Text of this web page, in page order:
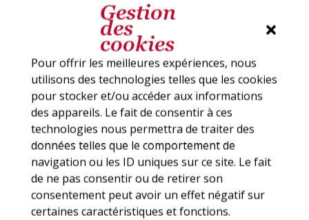
Gestion
des
cookies
Pour offrir les meilleures expériences, nous
utilisons des technologies telles que les cookies
pour stocker et/ou accéder aux informations
des appareils. Le fait de consentir à ces
technologies nous permettra de traiter des
données telles que le comportement de
navigation ou les ID uniques sur ce site. Le fait
de ne pas consentir ou de retirer son
consentement peut avoir un effet négatif sur
certaines caractéristiques et fonctions.
Magnum Chardonnay 150cl
43 CHF